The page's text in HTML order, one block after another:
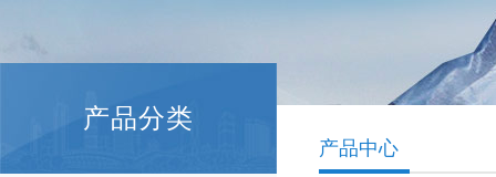
产品分类
产品中心